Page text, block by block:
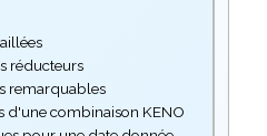
réducteurs
remarquables
d'une combinaison KENO